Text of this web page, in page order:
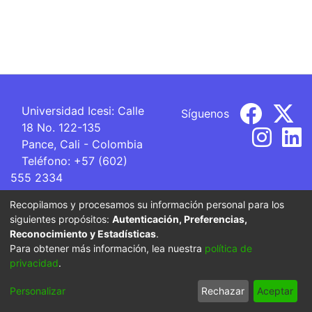
Universidad Icesi: Calle
18 No. 122-135
Pance, Cali - Colombia
Teléfono: +57 (602)
555 2334
ventanillaunica@icesi.edu.co
Síguenos
La Universidad Icesi es una Institución de Educación
Superior que se encuentra sujeta a inspección y vigilancia
por parte del Ministerio de Educación Nacional.
Cookie
End User
Agreement
Send
Feedback
Recopilamos y procesamos su información personal para los
siguientes propósitos: Autenticación, Preferencias,
Reconocimiento y Estadísticas.
Para obtener más información, lea nuestra política de
privacidad.
Personalizar Rechazar Aceptar